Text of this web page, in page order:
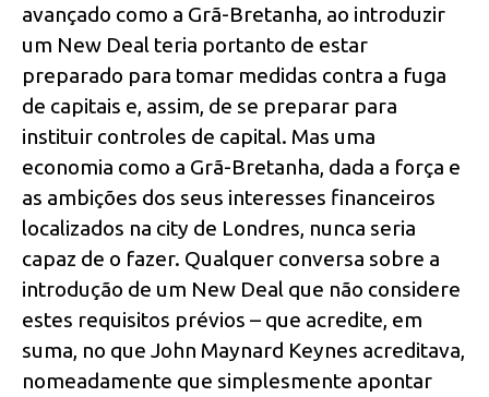
avançado como a Grã-Bretanha, ao introduzir
um New Deal teria portanto de estar
preparado para tomar medidas contra a fuga
de capitais e, assim, de se preparar para
instituir controles de capital. Mas uma
economia como a Grã-Bretanha, dada a força e
as ambições dos seus interesses financeiros
localizados na city de Londres, nunca seria
capaz de o fazer. Qualquer conversa sobre a
introdução de um New Deal que não considere
estes requisitos prévios – que acredite, em
suma, no que John Maynard Keynes acreditava,
nomeadamente que simplesmente apontar